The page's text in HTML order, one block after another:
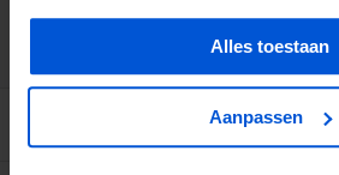
Alles toestaan
Aanpassen